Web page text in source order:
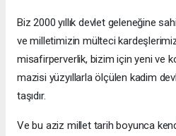
Biz 2000 yıllık devlet geleneğine
ve milletimizin mülteci
misafirperverlik, bizim için yeni ve
mazisi yüzyıllarla ölçülen kadim
taşıdır.
Ve bu aziz millet tarih boyunca